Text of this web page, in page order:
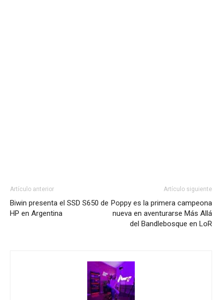
Artículo anterior
Biwin presenta el SSD S650 de
HP en Argentina
Artículo siguiente
Poppy es la primera campeona
nueva en aventurarse Más Allá
del Bandlebosque en LoR